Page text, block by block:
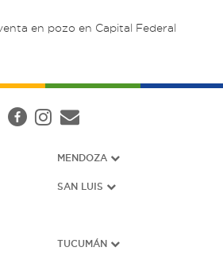
en pozo en Capital Federal
MENDOZA
SAN LUIS
TUCUMÁN